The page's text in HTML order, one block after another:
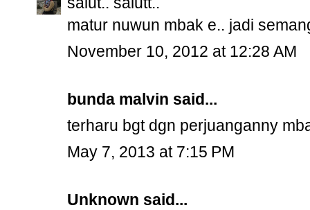
matur nuwun mbak e.. jadi
November 10, 2012 at 12:28 AM
bunda malvin said...
terharu bgt dgn perjuanganny
May 7, 2013 at 7:15 PM
Unknown said...